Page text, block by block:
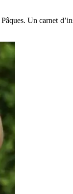
Un carnet